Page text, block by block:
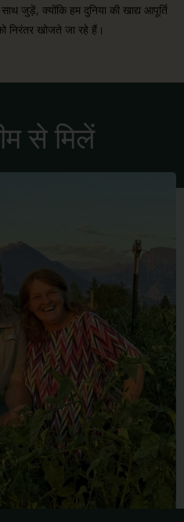
जुड़ें, क्योंकि हम दुनिया की खाद्य आपूर्ति
निरंतर खोजते जा रहे हैं।
से मिलें